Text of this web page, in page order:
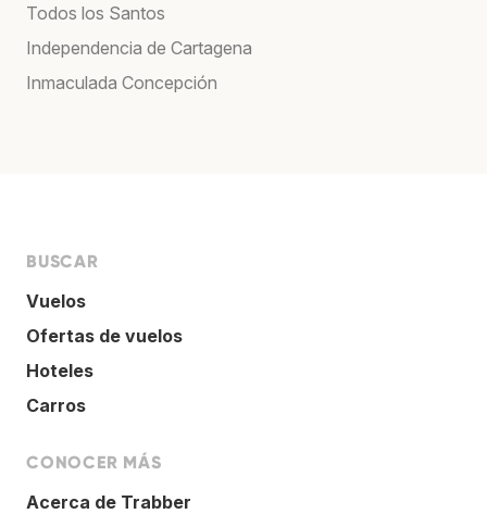
Todos los Santos
Independencia de Cartagena
Inmaculada Concepción
BUSCAR
Vuelos
Ofertas de vuelos
Hoteles
Carros
CONOCER MÁS
Acerca de Trabber